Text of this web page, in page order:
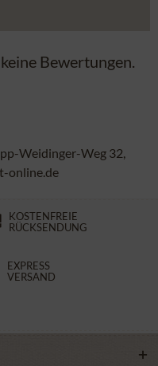
Bewertungen.
Weidinger-Weg 32,
online.de
KOSTENFREIE
RÜCKSENDUNG
EXPRESS
VERSAND